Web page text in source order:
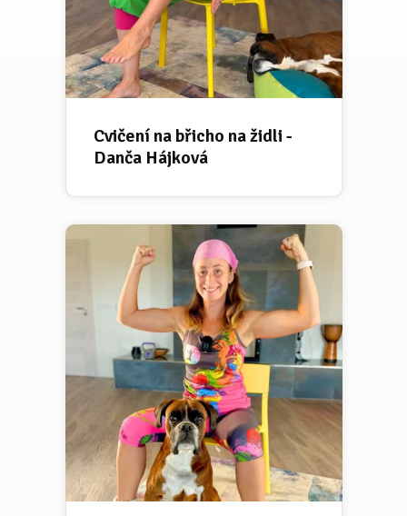
Cvičení na břicho na židli -
Danča Hájková